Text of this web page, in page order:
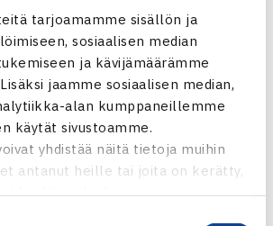
tarjoamamme sisällön ja
sosiaalisen median
ja kävijämäärämme
jaamme sosiaalisen median,
alan kumppaneillemme
käytät sivustoamme.
yhdistää näitä tietoja muihin
antanut heille tai joita on kerätty,
heidän palvelujaan.
Michael Ryderstedt Ruotsi –
Kiina (1.) 16 63 [10-5]
verkossa
verkkosivut